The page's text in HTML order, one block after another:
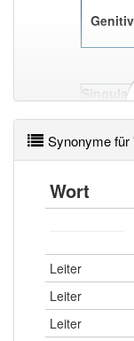
Genitiv
Singular
Synonyme für
Wort
Leiter
Leiter
Leiter